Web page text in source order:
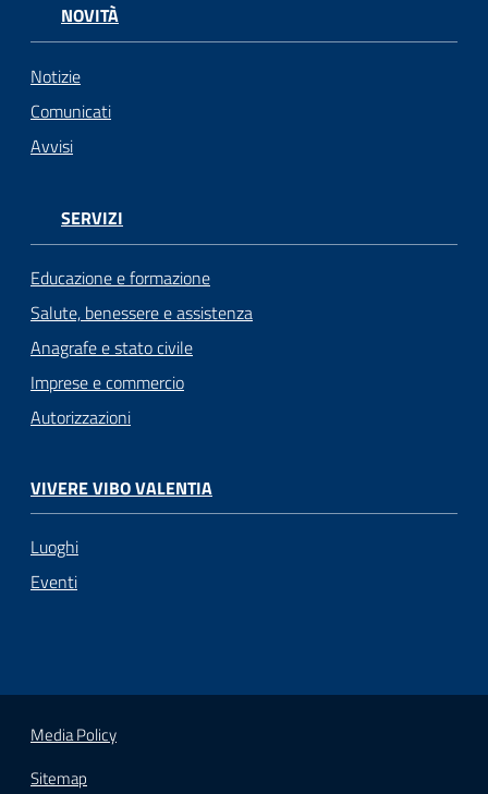
NOVITÀ
Notizie
Comunicati
Avvisi
SERVIZI
Educazione e formazione
Salute, benessere e assistenza
Anagrafe e stato civile
Imprese e commercio
Autorizzazioni
VIVERE VIBO VALENTIA
Luoghi
Eventi
Media Policy
Sitemap